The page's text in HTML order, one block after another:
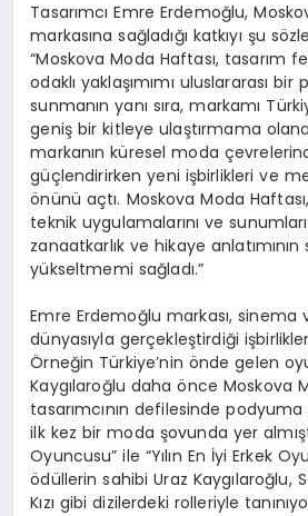
Tasarımcı Emre Erdemoğlu,
markasına sağladığı katkıyı şu
“Moskova Moda Haftası, tasarım
odaklı yaklaşımımı uluslararası
sunmanın yanı sıra, markamı
geniş bir kitleye ulaştırmama
markanın küresel moda
güçlendirirken yeni işbirlikleri ve
önünü açtı. Moskova Moda
teknik uygulamalarını ve
zanaatkarlık ve hikaye anlatımının
yükseltmemi sağladı.”
Emre Erdemoğlu markası, sinema
dünyasıyla gerçekleştirdiği
Örneğin Türkiye’nin önde gelen
Kaygılaroğlu daha önce Moskova
tasarımcının defilesinde podyuma
ilk kez bir moda şovunda yer
Oyuncusu” ile “Yılın En İyi Erkek
ödüllerin sahibi Uraz Kaygılaroğlu,
Kızı gibi dizilerdeki rolleriyle